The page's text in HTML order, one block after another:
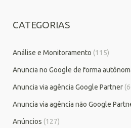
CATEGORIAS
Análise e Monitoramento (115)
Anuncia no Google de forma
Anuncia via agência Google Partner
Anuncia via agência não Google
Anúncios (127)